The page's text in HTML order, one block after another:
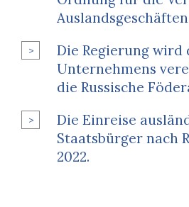
Auslandsgeschäften
Die Regierung wird
Unternehmens
die Russische
Die Einreise
Staatsbürger nach
2022.